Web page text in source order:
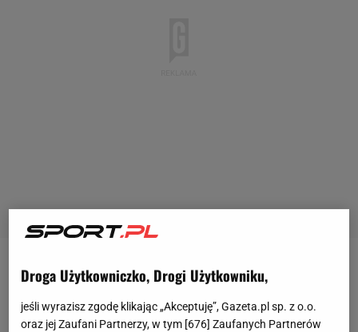
W minioną środę Bayern Monachium rozegrał
finałuLigi Mistrzów. Mistrzowie Niemiec wygrali 2:0
Droga Użytkowniczko, Drogi Użytkowniku,
jeśli wyrazisz zgodę klikając „Akceptuję”, Gazeta.pl sp. z o.o.
oraz jej Zaufani Partnerzy, w tym [676] Zaufanych Partnerów